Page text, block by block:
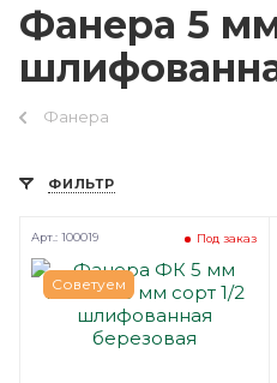
Фанера 5
Фанера
ФИЛЬТР
Советуем
Под заказ
Арт.: 100019